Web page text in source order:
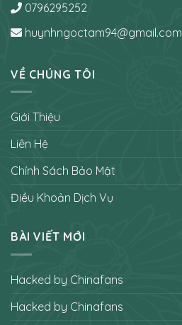
0796295252
huynhngoctam94@gmail.com
VỀ CHÚNG TÔI
Giới Thiệu
Liên Hệ
Chính Sách Bảo Mật
Điều Khoản Dịch Vụ
BÀI VIẾT MỚI
Hacked by Chinafans
Hacked by Chinafans